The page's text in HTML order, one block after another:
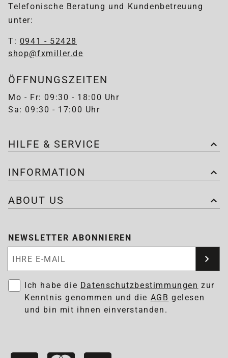
Telefonische Beratung und Kundenbetreuung
unter:
T: 0941 - 52428
shop@fxmiller.de
ÖFFNUNGSZEITEN
Mo - Fr: 09:30 - 18:00 Uhr
Sa: 09:30 - 17:00 Uhr
HILFE & SERVICE
INFORMATION
ABOUT US
NEWSLETTER ABONNIEREN
Ich habe die Datenschutzbestimmungen zur
Kenntnis genommen und die AGB gelesen
und bin mit ihnen einverstanden.